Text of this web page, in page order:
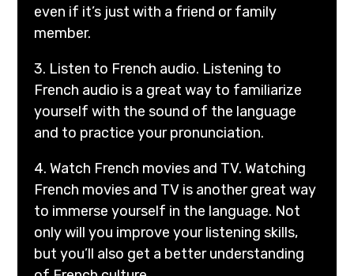
even if it’s just with a friend or family
member.
3. Listen to French audio. Listening to
French audio is a great way to familiarize
yourself with the sound of the language
and to practice your pronunciation.
4. Watch French movies and TV. Watching
French movies and TV is another great way
to immerse yourself in the language. Not
only will you improve your listening skills,
but you’ll also get a better understanding